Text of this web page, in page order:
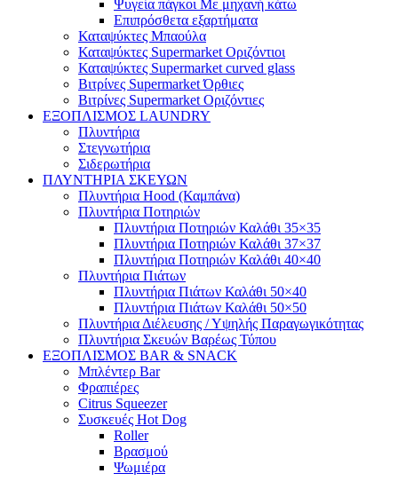
Ψυγεία πάγκοι Με μηχανή κάτω
Επιπρόσθετα εξαρτήματα
Καταψύκτες Μπαούλα
Καταψύκτες Supermarket Οριζόντιοι
Καταψύκτες Supermarket curved glass
Βιτρίνες Supermarket Όρθιες
Βιτρίνες Supermarket Οριζόντιες
ΕΞΟΠΛΙΣΜΟΣ LAUNDRY
Πλυντήρια
Στεγνωτήρια
Σιδερωτήρια
ΠΛΥΝΤΗΡΙΑ ΣΚΕΥΩΝ
Πλυντήρια Hood (Καμπάνα)
Πλυντήρια Ποτηριών
Πλυντήρια Ποτηριών Καλάθι 35×35
Πλυντήρια Ποτηριών Καλάθι 37×37
Πλυντήρια Ποτηριών Καλάθι 40×40
Πλυντήρια Πιάτων
Πλυντήρια Πιάτων Καλάθι 50×40
Πλυντήρια Πιάτων Καλάθι 50×50
Πλυντήρια Διέλευσης / Υψηλής Παραγωγικότητας
Πλυντήρια Σκευών Βαρέως Τύπου
ΕΞΟΠΛΙΣΜΟΣ BAR & SNACK
Μπλέντερ Bar
Φραπιέρες
Citrus Squeezer
Συσκευές Hot Dog
Roller
Βρασμού
Ψωμιέρα